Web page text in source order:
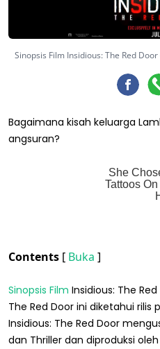
Sinopsis Film Insidious: The Red
Bagaimana kisah keluarga
angsuran?
Contents [ Buka ]
Sinopsis Film Insidious: The
The Red Door ini diketahui rilis
Insidious: The Red Door
dan Thriller dan diproduksi